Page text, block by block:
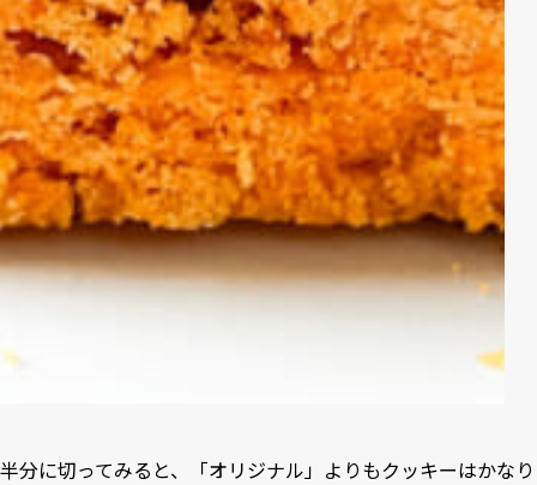
半分に切ってみると、「オリジナル」よりもクッキーはかなり